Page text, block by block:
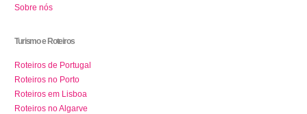
Sobre nós
Turismo e Roteiros
Roteiros de Portugal
Roteiros no Porto
Roteiros em Lisboa
Roteiros no Algarve